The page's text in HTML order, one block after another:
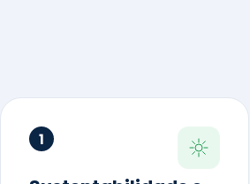
Estratégia ESG
Benchmarking Setorial
Agenda ESG
Análise de Maturidade ESG